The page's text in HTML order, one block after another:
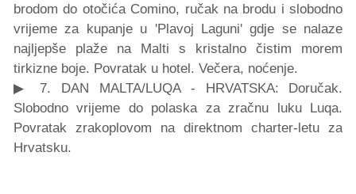
brodom do otočića Comino, ručak na brodu i slobodno
vrijeme za kupanje u 'Plavoj Laguni' gdje se nalaze
najljepše plaže na Malti s kristalno čistim morem
tirkizne boje. Povratak u hotel. Večera, noćenje.
▶ 7. DAN MALTA/LUQA - HRVATSKA: Doručak.
Slobodno vrijeme do polaska za zračnu luku Luqa.
Povratak zrakoplovom na direktnom charter-letu za
Hrvatsku.